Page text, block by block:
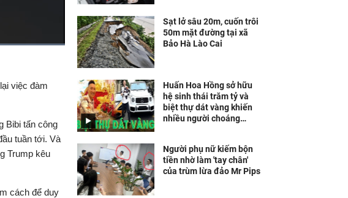
thanh
việc đàm
Bibi tấn công
tuần tới. Và
Trump kêu
cách để duy
Sạt lở sâu 20m, cuốn trôi
50m mặt đường tại xã
Bảo Hà Lào Cai
Huấn Hoa Hồng sở hữu
hệ sinh thái trăm tỷ và
biệt thự dát vàng khiến
nhiều người choáng
Người phụ nữ kiếm bộn
tiền nhờ làm 'tay chân'
của trùm lừa đảo Mr Pips